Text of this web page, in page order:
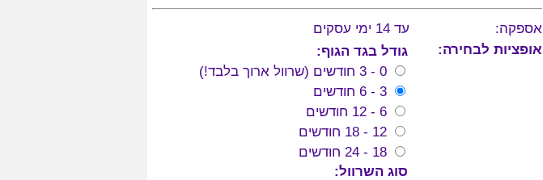
אספקה:
עד 14 ימי עסקים
אופציות לבחירה:
גודל בגד הגוף:
0 - 3 חודשים (שרוול ארוך בלבד!)
3 - 6 חודשים
6 - 12 חודשים
12 - 18 חודשים
18 - 24 חודשים
סוג השרוול: